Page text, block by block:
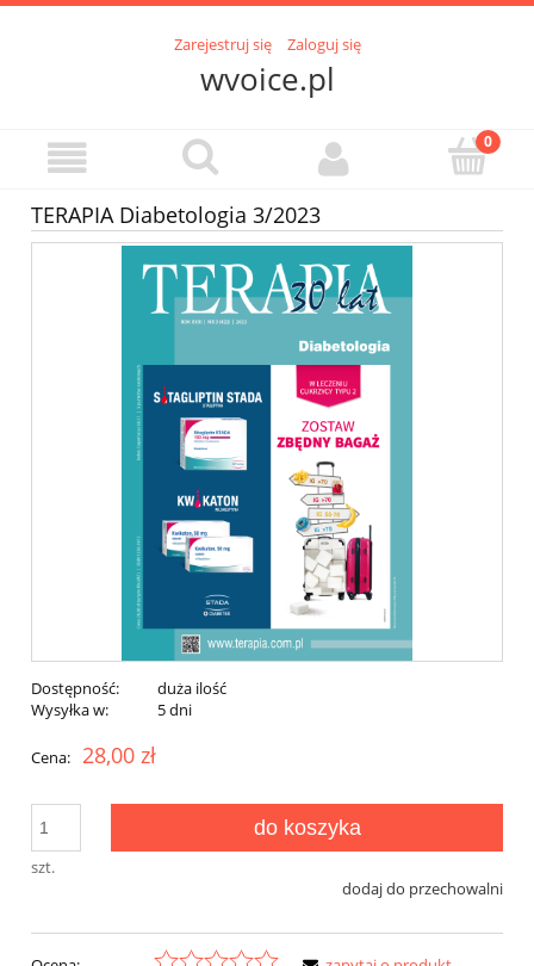
Zarejestruj się Zaloguj się
wvoice.pl
TERAPIA Diabetologia 3/2023
Dostępność:
duża ilość
Wysyłka w:
5 dni
Cena: 28,00 zł
szt.
do koszyka
dodaj do przechowalni